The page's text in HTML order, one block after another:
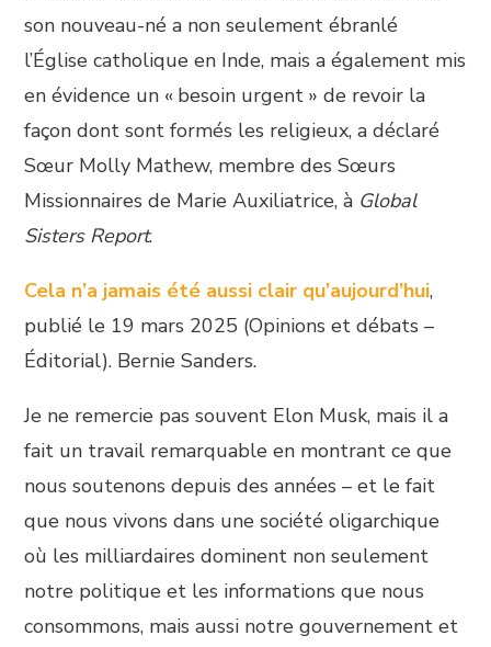
son nouveau-né a non seulement ébranlé
l’Église catholique en Inde, mais a également mis
en évidence un « besoin urgent » de revoir la
façon dont sont formés les religieux, a déclaré
Sœur Molly Mathew, membre des Sœurs
Missionnaires de Marie Auxiliatrice, à Global
Sisters Report.
Cela n’a jamais été aussi clair qu’aujourd’hui,
publié le 19 mars 2025 (Opinions et débats –
Éditorial). Bernie Sanders.
Je ne remercie pas souvent Elon Musk, mais il a
fait un travail remarquable en montrant ce que
nous soutenons depuis des années – et le fait
que nous vivons dans une société oligarchique
où les milliardaires dominent non seulement
notre politique et les informations que nous
consommons, mais aussi notre gouvernement et